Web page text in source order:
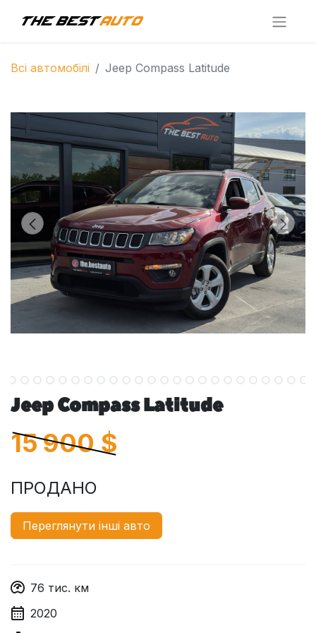
Всі автомобілі Jeep Compass Latitude
Jeep Compass Latitude
15 900$
ПРОДАНО
Переглянути інші авто
76 тис. км
2020